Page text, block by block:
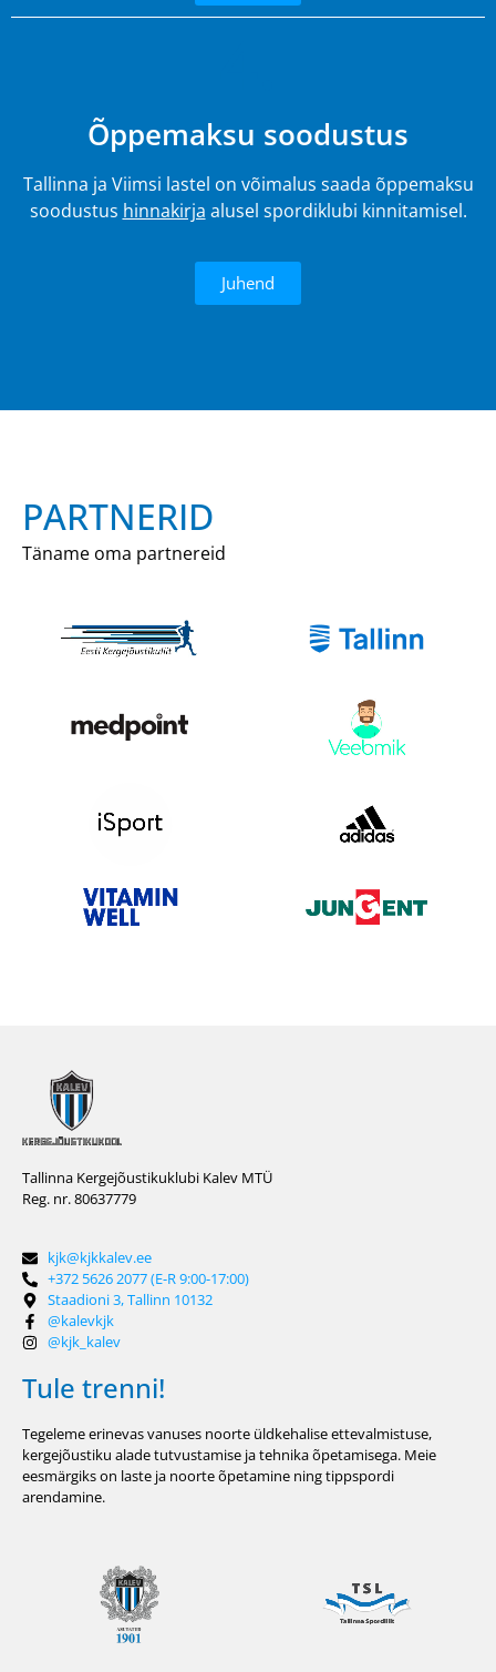
Õppemaksu soodustus
Tallinna ja Viimsi lastel on võimalus saada õppemaksu
soodustus hinnakirja alusel spordiklubi kinnitamisel.
Juhend
PARTNERID
Täname oma partnereid
Tallinna Kergejõustikuklubi Kalev MTÜ
Reg. nr. 80637779
kjk@kjkkalev.ee
+372 5626 2077 (E-R 9:00-17:00)
Staadioni 3, Tallinn 10132
@kalevkjk
@kjk_kalev
Tule trenni!
Tegeleme erinevas vanuses noorte üldkehalise ettevalmistuse,
kergejõustiku alade tutvustamise ja tehnika õpetamisega. Meie
eesmärgiks on laste ja noorte õpetamine ning tippspordi
arendamine.